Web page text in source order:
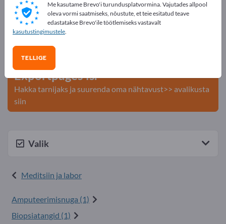
Reklaamige tasuta Exportpages'is!
Vajadused – Pakkumised – Kasutatud kaubad –
Ärikontaktid >> alustage siit
Avalikusta oma ettevõte ja tooted
Exportpages'is.
Hakka tarnijaks ja suurenda oma nähtavust>> avalikusta
siin
Valik
Meditsiin ja labor
Amputeerimisnuga (1)
Biopsiatangid (1)
Me kasutame Brevo'i turundusplatvormina. Vajutades allpool
oleva vormi saatmiseks, nõustute, et teie esitatud teave
edastatakse Brevo'ile töötlemiseks vastavalt
kasutustingimustele.
TELLIGE